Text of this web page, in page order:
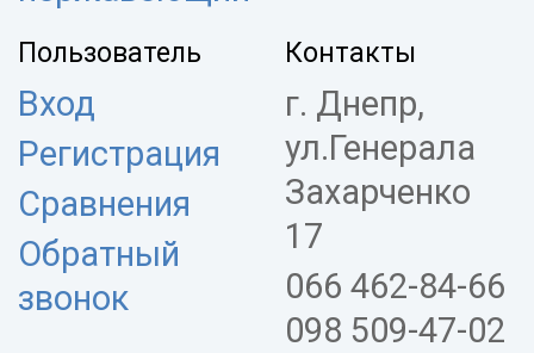
Пользователь
Вход
Регистрация
Сравнения
Обратный
звонок
Контакты
г. Днепр,
ул.Генерала
Захарченко
17
066 462-84-66
098 509-47-02